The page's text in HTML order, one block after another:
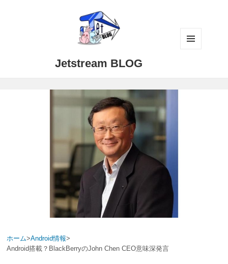
Jetstream BLOG
ホーム>Android情報>
Android搭載？BlackBerryのJohn Chen CEO意味深発言